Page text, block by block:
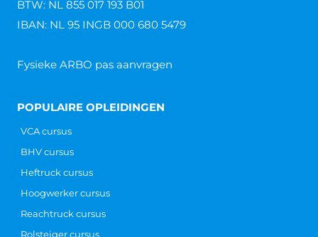
BTW: NL 855 017 193 B01
IBAN: NL 95 INGB 000 680 5479
Fysieke ARBO pas aanvragen
POPULAIRE OPLEIDINGEN
VCA cursus
BHV cursus
Heftruck cursus
Hoogwerker cursus
Reachtruck cursus
Rolsteiger cursus